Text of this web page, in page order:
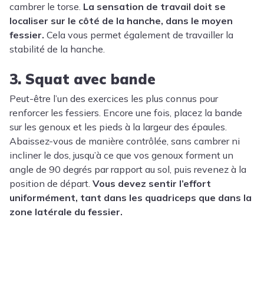
cambrer le torse. La sensation de travail doit se
localiser sur le côté de la hanche, dans le moyen
fessier. Cela vous permet également de travailler la
stabilité de la hanche.
3. Squat avec bande
Peut-être l’un des exercices les plus connus pour
renforcer les fessiers. Encore une fois, placez la bande
sur les genoux et les pieds à la largeur des épaules.
Abaissez-vous de manière contrôlée, sans cambrer ni
incliner le dos, jusqu’à ce que vos genoux forment un
angle de 90 degrés par rapport au sol, puis revenez à la
position de départ. Vous devez sentir l’effort
uniformément, tant dans les quadriceps que dans la
zone latérale du fessier.